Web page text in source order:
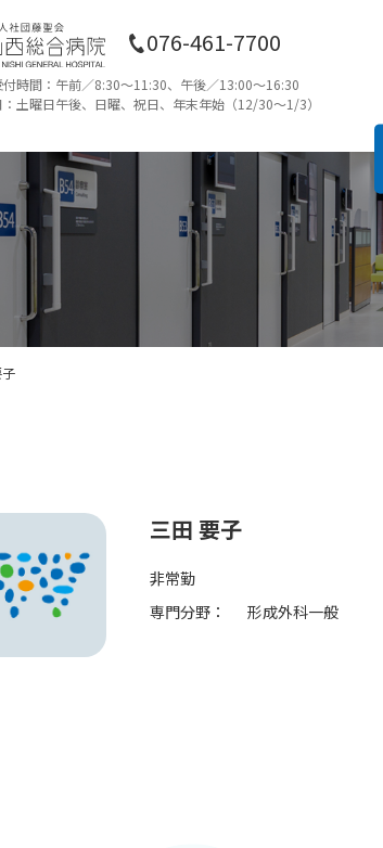
076-461-7700
時間：午前／8:30〜11:30、午後／13:00〜16:30
土曜日午後、日曜、祝日、年末年始（12/30〜1/3）
三田 要子
非常勤
専門分野：
形成外科一般